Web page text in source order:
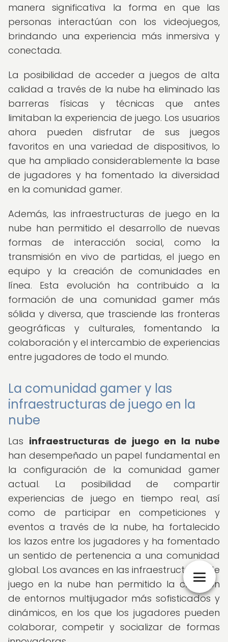
manera significativa la forma en que las
personas interactúan con los videojuegos,
brindando una experiencia más inmersiva y
conectada.
La posibilidad de acceder a juegos de alta
calidad a través de la nube ha eliminado las
barreras físicas y técnicas que antes
limitaban la experiencia de juego. Los usuarios
ahora pueden disfrutar de sus juegos
favoritos en una variedad de dispositivos, lo
que ha ampliado considerablemente la base
de jugadores y ha fomentado la diversidad
en la comunidad gamer.
Además, las infraestructuras de juego en la
nube han permitido el desarrollo de nuevas
formas de interacción social, como la
transmisión en vivo de partidas, el juego en
equipo y la creación de comunidades en
línea. Esta evolución ha contribuido a la
formación de una comunidad gamer más
sólida y diversa, que trasciende las fronteras
geográficas y culturales, fomentando la
colaboración y el intercambio de experiencias
entre jugadores de todo el mundo.
La comunidad gamer y las
infraestructuras de juego en la
nube
Las infraestructuras de juego en la nube
han desempeñado un papel fundamental en
la configuración de la comunidad gamer
actual. La posibilidad de compartir
experiencias de juego en tiempo real, así
como de participar en competiciones y
eventos a través de la nube, ha fortalecido
los lazos entre los jugadores y ha fomentado
un sentido de pertenencia a una comunidad
global. Los avances en las infraestructuras de
juego en la nube han permitido la creación
de entornos multijugador más sofisticados y
dinámicos, en los que los jugadores pueden
colaborar, competir y socializar de formas